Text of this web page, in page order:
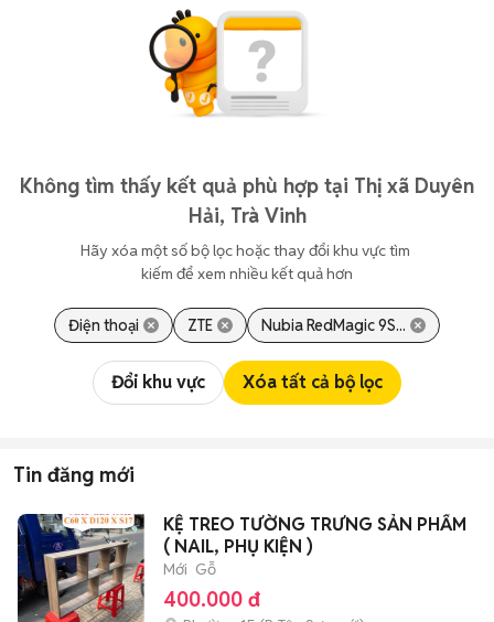
Không tìm thấy kết quả phù hợp tại Thị xã Duyên
Hải, Trà Vinh
Hãy xóa một số bộ lọc hoặc thay đổi khu vực tìm
kiếm để xem nhiều kết quả hơn
Điện thoại ZTE Nubia RedMagic 9S...
Đổi khu vực Xóa tất cả bộ lọc
Tin đăng mới
KỆ TREO TƯỜNG TRƯNG SẢN PHẨM
( NAIL, PHỤ KIỆN )
Mới Gỗ
400.000 đ